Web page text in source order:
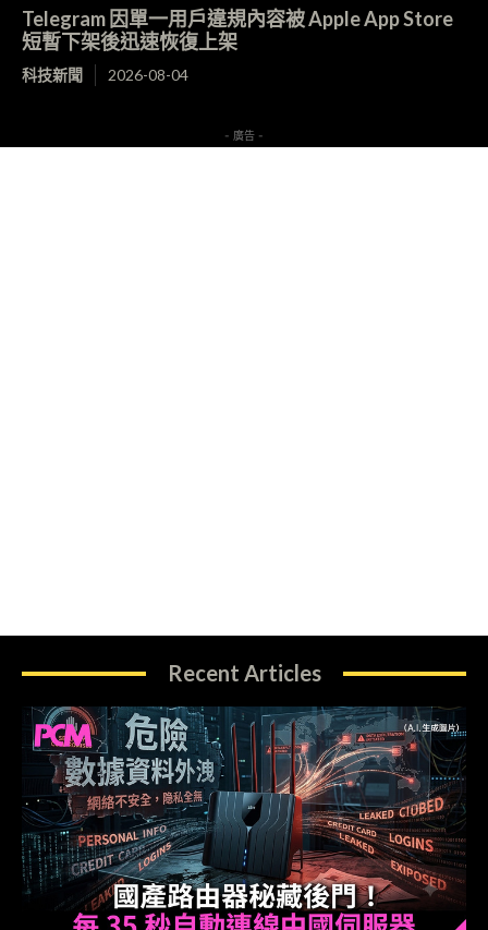
Telegram 因單一用戶違規內容被 Apple App Store
短暫下架後迅速恢復上架
科技新聞 2026-08-04
- 廣告 -
Recent Articles